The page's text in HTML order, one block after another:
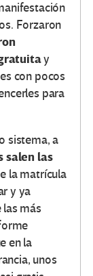
Forzaron
y
con pocos
para
sistema, a
salen las
la matrícula
y ya
más
en la
unos